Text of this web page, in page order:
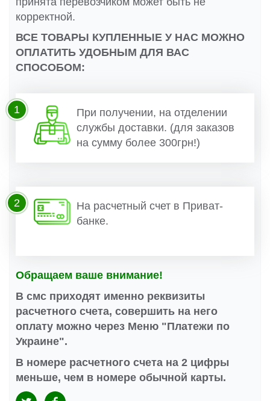
корректной.
ВСЕ ТОВАРЫ КУПЛЕННЫЕ У НАС МОЖНО
ОПЛАТИТЬ УДОБНЫМ ДЛЯ ВАС
СПОСОБОМ:
При получении, на отделении
службы доставки. (для заказов
на сумму более 300грн!)
1
На расчетный счет в Приват-
банке.
2
Обращаем ваше внимание!
В смс приходят именно реквизиты
расчетного счета, совершить на него
оплату можно через Меню "Платежи по
Украине".
В номере расчетного счета на 2 цифры
меньше, чем в номере обычной карты.